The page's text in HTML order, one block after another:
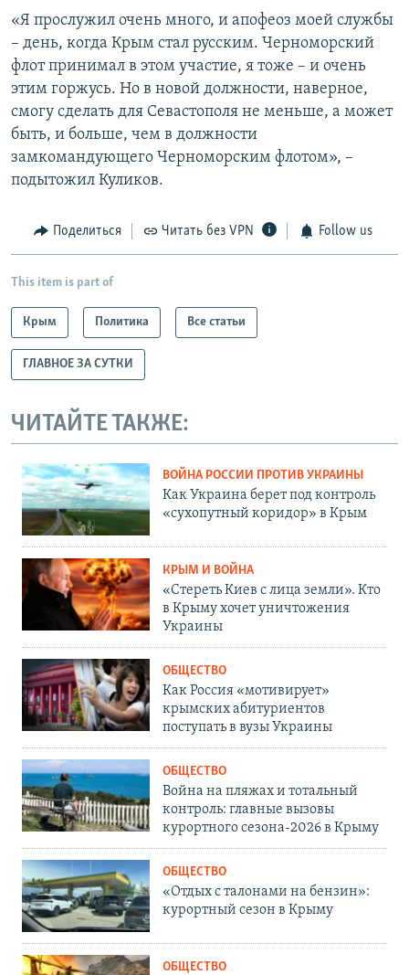
«Я прослужил очень много, и апофеоз моей службы
– день, когда Крым стал русским. Черноморский
флот принимал в этом участие, я тоже – и очень
этим горжусь. Но в новой должности, наверное,
смогу сделать для Севастополя не меньше, а может
быть, и больше, чем в должности
замкомандующего Черноморским флотом», –
подытожил Куликов.
Поделиться Читать без VPN Follow us
This item is part of
Крым Политика Все статьи
ГЛАВНОЕ ЗА СУТКИ
ЧИТАЙТЕ ТАКЖЕ:
ВОЙНА РОССИИ ПРОТИВ УКРАИНЫ
Как Украина берет под контроль
«сухопутный коридор» в Крым
КРЫМ И ВОЙНА
«Стереть Киев с лица земли». Кто
в Крыму хочет уничтожения
Украины
ОБЩЕСТВО
Как Россия «мотивирует»
крымских абитуриентов
поступать в вузы Украины
ОБЩЕСТВО
Война на пляжах и тотальный
контроль: главные вызовы
курортного сезона-2026 в Крыму
ОБЩЕСТВО
«Отдых с талонами на бензин»:
курортный сезон в Крыму
ОБЩЕСТВО